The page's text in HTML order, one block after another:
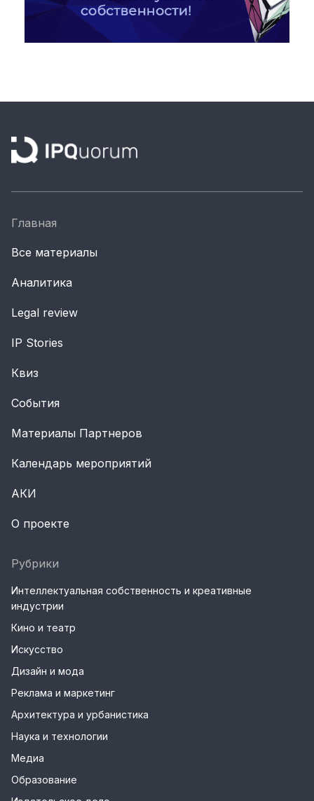
Главная
Все материалы
Аналитика
Legal review
IP Stories
Квиз
События
Материалы Партнеров
Календарь мероприятий
АКИ
О проекте
Рубрики
Интеллектуальная собственность и креативные
индустрии
Кино и театр
Искусство
Дизайн и мода
Реклама и маркетинг
Архитектура и урбанистика
Наука и технологии
Медиа
Образование